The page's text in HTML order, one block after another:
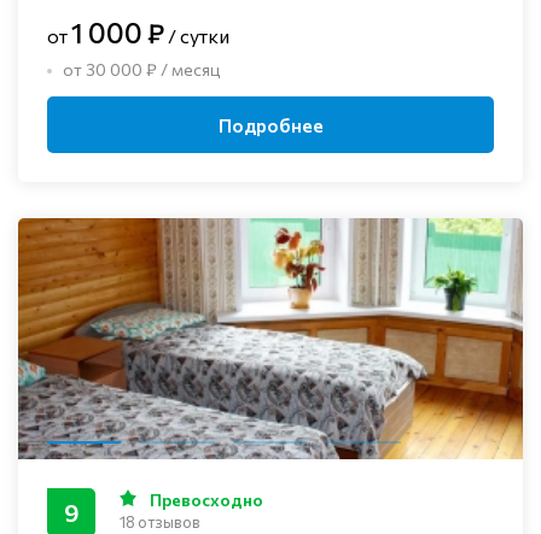
от1 000 ₽ / сутки
от 30 000 ₽ / месяц
Подробнее
9 Превосходно
18 отзывов